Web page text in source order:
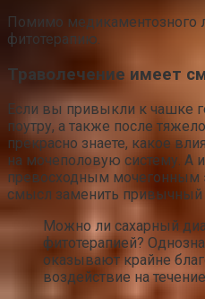
Помимо медикаментозного
фитотерапию.
Траволечение имеет
Если вы привыкли к чашке
поутру, а также после
прекрасно знаете, какое
на мочеполовую систему. А
превосходным
смысл заменить привычный
Можно ли сахарный
фитотерапией?
оказывают крайне
воздействие на